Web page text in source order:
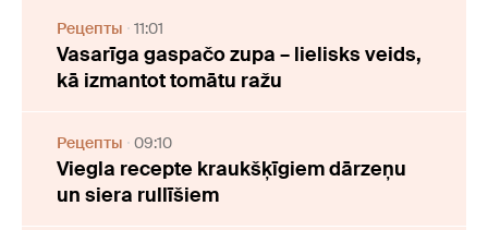
Рецепты 11:01
Vasarīga gaspačo zupa – lielisks veids,
kā izmantot tomātu ražu
Рецепты 09:10
Viegla recepte kraukšķīgiem dārzeņu
un siera rullīšiem